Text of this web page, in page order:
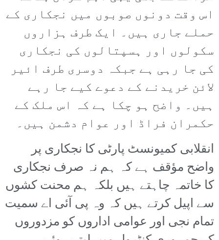
اس وقت دونوں صوبوں میں نجکاری کے
حملے جاری ہیں۔ ایک طرف ہزاروں
سکولوں اور ہسپتالوں کی نجکاری
کی جا رہی ہے جبکہ دوسری طرف ائیر
لائن خریدنے کے دعوے کیے جا رہے
ہیں۔ واضح ہو چکا ہے کہ اس ملک کے
حکمران فراڈ اور عوام دشمن ہیں۔
انقلابی کمیونسٹ پارٹی کا نجکاری پر
واضح مؤقف ہے کہ ہم نہ صرف نجکاری
کا خاتمہ چاہتے ہیں بلکہ ہم محنت کشوں
سے اپیل کرتے ہیں کہ وہ پی آئی اے سمیت
تمام نجی اور عوامی اداروں کو مزدوروں